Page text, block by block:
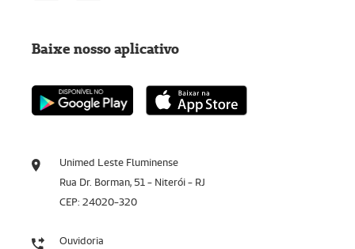
Unimed Leste Fluminense
Rua Dr. Borman, 51 - Niterói - RJ
CEP: 24020-320
Ouvidoria
Baixe nosso aplicativo